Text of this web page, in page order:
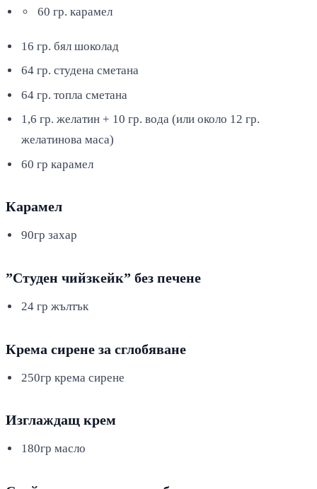
60 гр. карамел
16 гр. бял шоколад
64 гр. студена сметана
64 гр. топла сметана
1,6 гр. желатин + 10 гр. вода (или около 12 гр.
желатинова маса)
60 гр карамел
Карамел
90гр захар
”Студен чийзкейк” без печене
24 гр жълтък
Крема сирене за сглобяване
250гр крема сирене
Изглаждащ крем
180гр масло